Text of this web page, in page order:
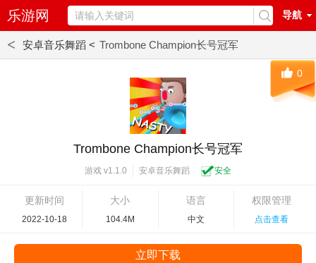
乐游网 导航
< 安卓音乐舞蹈 < Trombone Champion长号冠军
Trombone Champion长号冠军
游戏 v1.1.0 安卓音乐舞蹈 安全
更新时间
2022-10-18
大小
104.4M
语言
中文
权限管理
点击查看
0
立即下载